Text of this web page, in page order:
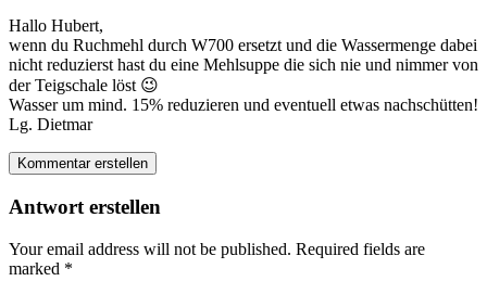
Hallo Hubert,
wenn du Ruchmehl durch W700 ersetzt und die Wassermenge dabei
nicht reduzierst hast du eine Mehlsuppe die sich nie und nimmer von
der Teigschale löst 😉
Wasser um mind. 15% reduzieren und eventuell etwas nachschütten!
Lg. Dietmar
Kommentar erstellen
Antwort erstellen
Your email address will not be published. Required fields are
marked *